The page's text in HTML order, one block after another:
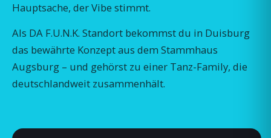
Hauptsache, der Vibe stimmt.
Als DA F.U.N.K. Standort bekommst du in Duisburg
das bewährte Konzept aus dem Stammhaus
Augsburg – und gehörst zu einer Tanz-Family, die
deutschlandweit zusammenhält.